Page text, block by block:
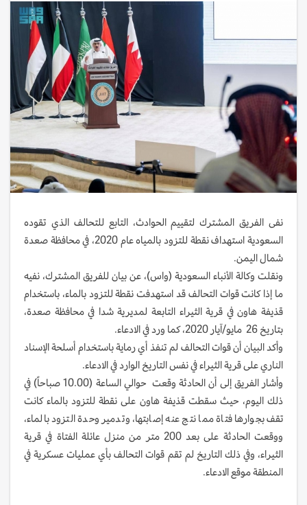
نفى الفريق المشترك لتقييم الحوادث، التابع للتحالف الذي تقوده
السعودية استهداف نقطة للتزود بالمياه عام 2020، في محافظة صعدة
شمال اليمن.
ونقلت وكالة الأنباء السعودية (واس)، عن بيان للفريق المشترك، نفيه
ما إذا كانت قوات التحالف قد استهدفت نقطة للتزود بالماء، باستخدام
قذيفة هاون في قرية الثيراء التابعة لمديرية شدا في محافظة صعدة،
بتاريخ 26 مايو/آيار 2020، كما ورد في الادعاء.
وأكد البيان أن قوات التحالف لم تنفذ أي رماية باستخدام أسلحة الإسناد
الناري على قرية الثيراء في نفس التاريخ الوارد في الادعاء.
وأشار الفريق إلى أن الحادثة وقعت حوالي الساعة (10.00 صباحاً) في
ذلك اليوم، حيث سقطت قذيفة هاون على نقطة للتزود بالماء كانت
تقف بجوارها فتاة مما نتج عنه إصابتها، وتدمير وحدة التزود بالماء،
ووقعت الحادثة على بعد 200 متر من منزل عائلة الفتاة في قرية
الثيراء، وفي ذلك التاريخ لم تقم قوات التحالف بأي عمليات عسكرية في
المنطقة موقع الادعاء.